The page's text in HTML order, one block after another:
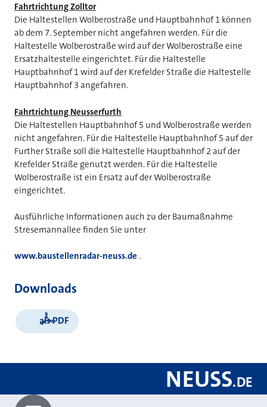
Fahrtrichtung Zolltor
Die Haltestellen Wolberostraße und Hauptbahnhof 1 können
ab dem 7. September nicht angefahren werden. Für die
Haltestelle Wolberostraße wird auf der Wolberostraße eine
Ersatzhaltestelle eingerichtet. Für die Haltestelle
Hauptbahnhof 1 wird auf der Krefelder Straße die Haltestelle
Hauptbahnhof 3 angefahren.
Fahrtrichtung Neusserfurth
Die Haltestellen Hauptbahnhof 5 und Wolberostraße werden
nicht angefahren. Für die Haltestelle Hauptbahnhof 5 auf der
Further Straße soll die Haltestelle Hauptbahnhof 2 auf der
Krefelder Straße genutzt werden. Für die Haltestelle
Wolberostraße ist ein Ersatz auf der Wolberostraße
eingerichtet.
Ausführliche Informationen auch zu der Baumaßnahme
Stresemannallee finden Sie unter
www.baustellenradar-neuss.de .
Downloads
als PDF
NEUSS.DE